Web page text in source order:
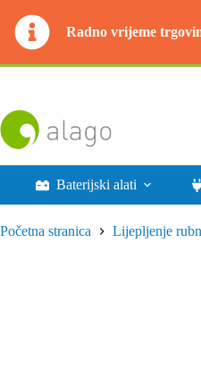
Radno vrijeme
Preskoči
Baterijski alati
Početna stranica Lijepljenje